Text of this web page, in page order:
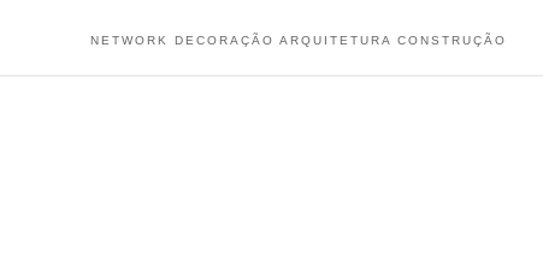
NETWORK DECORAÇÃO ARQUITETURA CONSTRUÇÃO